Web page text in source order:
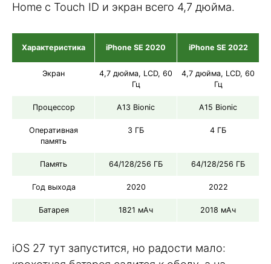
Home с Touch ID и экран всего 4,7 дюйма.
Характеристика iPhone SE 2020 iPhone SE 2022
Экран
4,7 дюйма, LCD, 60
Гц
4,7 дюйма, LCD, 60
Гц
Процессор A13 Bionic A15 Bionic
Оперативная
память
3 ГБ 4 ГБ
Память 64/128/256 ГБ 64/128/256 ГБ
Год выхода 2020 2022
Батарея 1821 мАч 2018 мАч
iOS 27 тут запустится, но радости мало: